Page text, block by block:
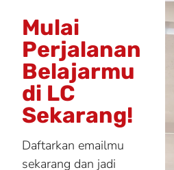
Mulai
Perjalanan
Belajarmu
di LC
Sekarang!
Daftarkan emailmu
sekarang dan jadi